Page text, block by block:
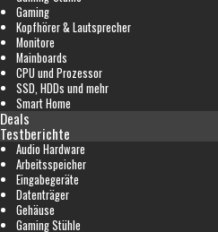
Gaming
Kopfhörer & Lautsprecher
Monitore
Mainboards
CPU und Prozessor
SSD, HDDs und mehr
Smart Home
Deals
Testberichte
Audio Hardware
Arbeitsspeicher
Eingabegeräte
Datenträger
Gehäuse
Gaming Stühle